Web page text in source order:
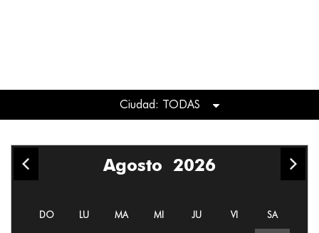
Ciudad: TODAS
Bogotá
Agosto 2026
DO LU MA MI JU VI SA